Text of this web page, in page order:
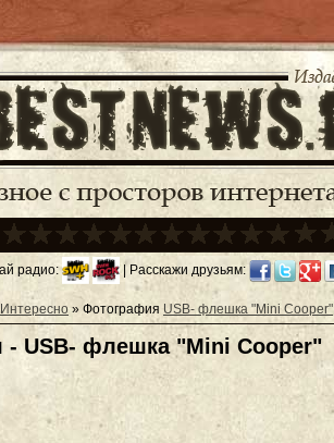
радио: | Расскажи друзьям:
Интересно » Фотография USB- флешка "Mini Cooper"
- USB- флешка "Mini Cooper"